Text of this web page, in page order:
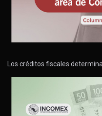
Los créditos fiscales